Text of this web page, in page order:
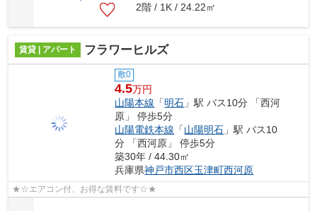
2階 / 1K / 24.22㎡
賃貸 | アパート フラワーヒルズ
敷0
4.5万円
山陽本線 「明石 」駅 バス10分 「西河
原」 停歩5分
山陽電鉄本線 「山陽明石 」駅 バス10
分 「西河原」 停歩5分
築30年 / 44.30㎡
兵庫県神戸市西区玉津町西河原
★☆エアコン付、お得な賃料です☆★